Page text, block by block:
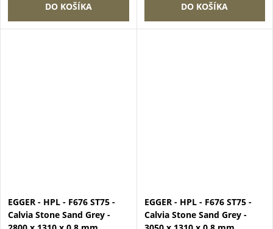
DO KOŠÍKA DO KOŠÍKA
EGGER - HPL - F676 ST75 -
Calvia Stone Sand Grey -
EGGER - HPL - F676 ST75 -
Calvia Stone Sand Grey -